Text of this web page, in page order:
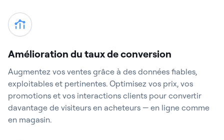
Amélioration du taux de conversion
Augmentez vos ventes grâce à des données fiables,
exploitables et pertinentes. Optimisez vos prix, vos
promotions et vos interactions clients pour convertir
davantage de visiteurs en acheteurs — en ligne comme
en magasin.